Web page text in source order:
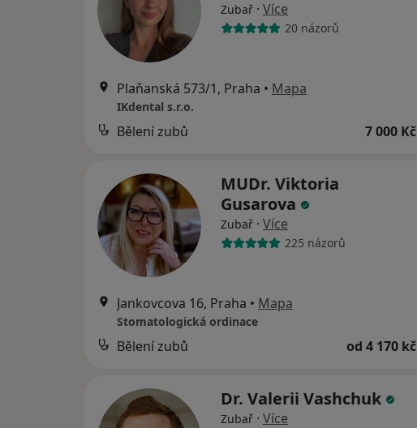
Zubař · Více
20 názorů
Plaňanská 573/1, Praha • Mapa
IKdental s.r.o.
Bělení zubů 7 000 Kč
MUDr. Viktoria
Gusarova
Zubař · Více
225 názorů
Jankovcova 16, Praha • Mapa
Stomatologická ordinace
Bělení zubů od 4 170 kč
Dr. Valerii Vashchuk
Zubař · Více